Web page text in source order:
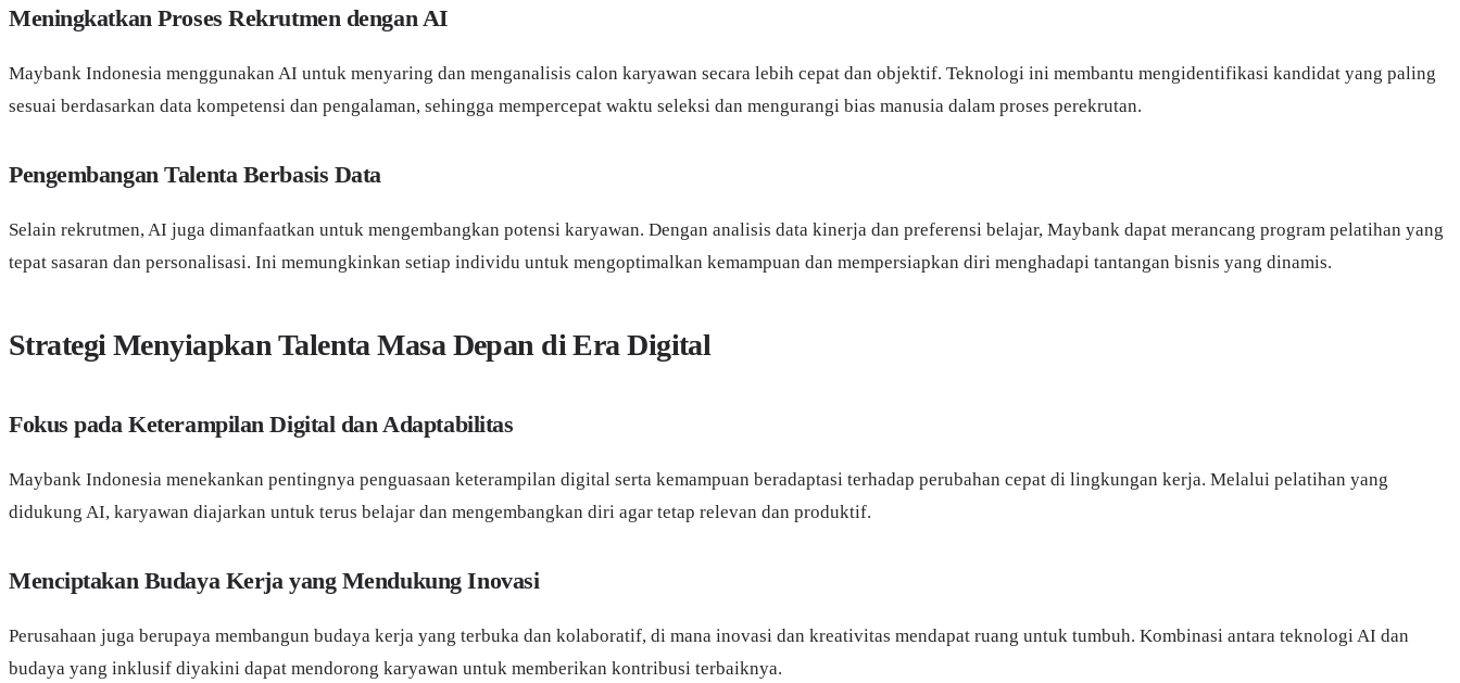
Meningkatkan Proses Rekrutmen dengan AI
Maybank Indonesia menggunakan AI untuk menyaring dan menganalisis calon karyawan secara lebih cepat dan objektif. Teknologi ini membantu mengidentifikasi kandidat yang paling
sesuai berdasarkan data kompetensi dan pengalaman, sehingga mempercepat waktu seleksi dan mengurangi bias manusia dalam proses perekrutan.
Pengembangan Talenta Berbasis Data
Selain rekrutmen, AI juga dimanfaatkan untuk mengembangkan potensi karyawan. Dengan analisis data kinerja dan preferensi belajar, Maybank dapat merancang program pelatihan yang
tepat sasaran dan personalisasi. Ini memungkinkan setiap individu untuk mengoptimalkan kemampuan dan mempersiapkan diri menghadapi tantangan bisnis yang dinamis.
Strategi Menyiapkan Talenta Masa Depan di Era Digital
Fokus pada Keterampilan Digital dan Adaptabilitas
Maybank Indonesia menekankan pentingnya penguasaan keterampilan digital serta kemampuan beradaptasi terhadap perubahan cepat di lingkungan kerja. Melalui pelatihan yang
didukung AI, karyawan diajarkan untuk terus belajar dan mengembangkan diri agar tetap relevan dan produktif.
Menciptakan Budaya Kerja yang Mendukung Inovasi
Perusahaan juga berupaya membangun budaya kerja yang terbuka dan kolaboratif, di mana inovasi dan kreativitas mendapat ruang untuk tumbuh. Kombinasi antara teknologi AI dan
budaya yang inklusif diyakini dapat mendorong karyawan untuk memberikan kontribusi terbaiknya.